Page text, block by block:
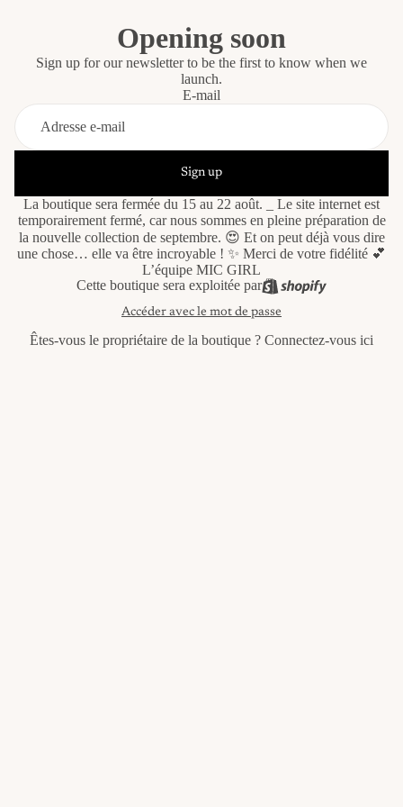
Opening soon
Sign up for our newsletter to be the first to know when we
launch.
E-mail
Sign up
La boutique sera fermée du 15 au 22 août. _ Le site internet est
temporairement fermé, car nous sommes en pleine préparation de
la nouvelle collection de septembre. 😍 Et on peut déjà vous dire
une chose… elle va être incroyable ! ✨ Merci de votre fidélité 💕
L’équipe MIC GIRL
Cette boutique sera exploitée par
Accéder avec le mot de passe
Êtes-vous le propriétaire de la boutique ? Connectez-vous ici